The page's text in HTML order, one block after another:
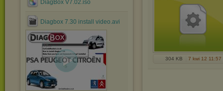
DiagBox V7.02.iso
Diagbox 7.30 install video.avi
304 KB 7 kwi 12 11:57